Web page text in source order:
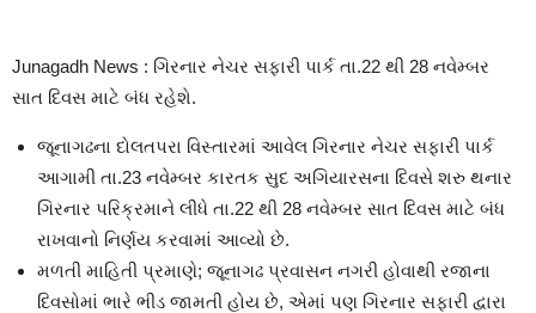
Junagadh News : ગિરનાર નેચર સફારી પાર્ક તા.22 થી 28 નવેમ્બર
સાત દિવસ માટે બંધ રહેશે.
જૂનાગઢના દોલતપરા વિસ્તારમાં આવેલ ગિરનાર નેચર સફારી પાર્ક
આગામી તા.23 નવેમ્બર કારતક સુદ અગિયારસના દિવસે શરુ થનાર
ગિરનાર પરિક્રમાને લીધે તા.22 થી 28 નવેમ્બર સાત દિવસ માટે બંધ
રાખવાનો નિર્ણય કરવામાં આવ્યો છે.
મળતી માહિતી પ્રમાણે; જૂનાગઢ પ્રવાસન નગરી હોવાથી રજાના
દિવસોમાં ભારે ભીડ જામતી હોય છે, એમાં પણ ગિરનાર સફારી દ્વારા